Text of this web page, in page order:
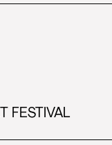
FESTIVAL